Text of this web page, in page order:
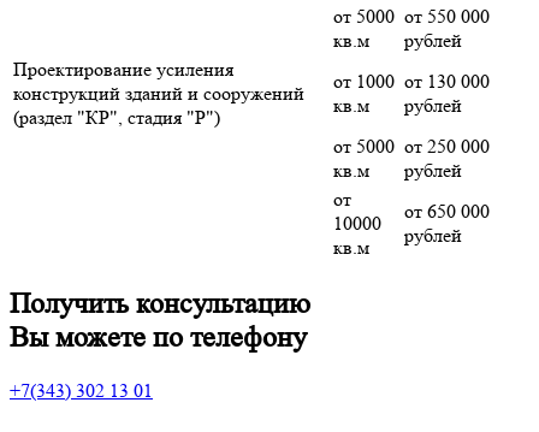
от 5000
кв.м
от 550 000
рублей
Проектирование усиления
конструкций зданий и сооружений
(раздел "КР", стадия "Р")
от 1000
кв.м
от 130 000
рублей
от 5000
кв.м
от 250 000
рублей
от
10000
кв.м
от 650 000
рублей
Получитьконсультацию
Вы можете по телефону
+7(343) 302 13 01